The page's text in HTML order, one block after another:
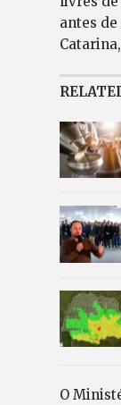
antes de
O